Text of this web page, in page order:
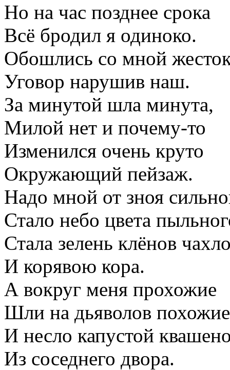
Но на час позднее срока
Всё бродил я одиноко.
Обошлись со мной
Уговор нарушив наш.
За минутой шла минута,
Милой нет и почему-то
Изменился очень круто
Окружающий пейзаж.
Надо мной от зноя
Стало небо цвета
Стала зелень клёнов
И корявою кора.
А вокруг меня прохожие
Шли на дьяволов
И несло капустой
Из соседнего двора.